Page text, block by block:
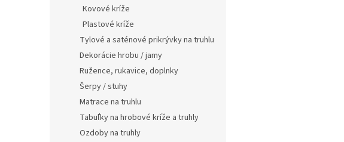
Kovové kríže
Plastové kríže
Tylové a saténové prikrývky na truhlu
Dekorácie hrobu / jamy
Ružence, rukavice, doplnky
Šerpy / stuhy
Matrace na truhlu
Tabuľky na hrobové kríže a truhly
Ozdoby na truhly